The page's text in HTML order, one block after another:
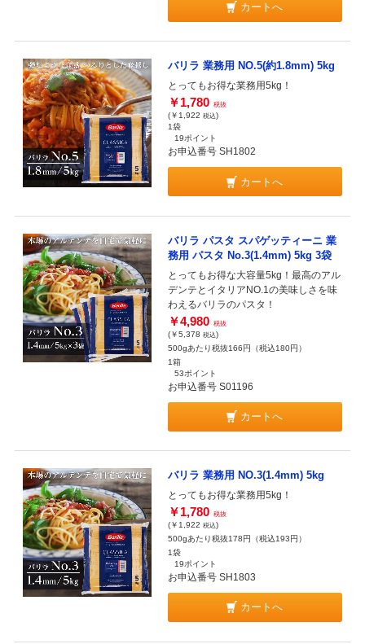
カートへ
バリラ 業務用 NO.5(約1.8mm) 5kg
とってもお得な業務用5kg！
￥1,780 税抜
(￥1,922 税込)
1袋
19ポイント
お申込番号 SH1802
カートへ
バリラ パスタ スパゲッティーニ 業
務用 パスタ No.3(1.4mm) 5kg 3袋
とってもお得な大容量5kg！最高のアル
デンテとイタリアNO.1の美味しさを味
わえるバリラのパスタ！
￥4,980 税抜
(￥5,378 税込)
500gあたり税抜166円（税込180円）
1箱
53ポイント
お申込番号 S01196
カートへ
バリラ 業務用 NO.3(1.4mm) 5kg
とってもお得な業務用5kg！
￥1,780 税抜
(￥1,922 税込)
500gあたり税抜178円（税込193円）
1袋
19ポイント
お申込番号 SH1803
カートへ